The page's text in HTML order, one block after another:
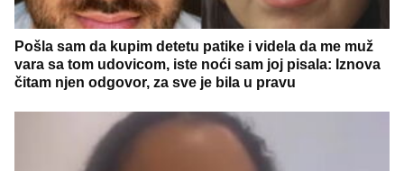
Pošla sam da kupim detetu patike i videla da me muž
vara sa tom udovicom, iste noći sam joj pisala: Iznova
čitam njen odgovor, za sve je bila u pravu